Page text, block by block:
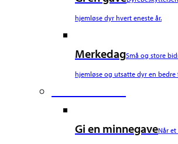
hjemløse dyr hvert eneste år.
MerkedagSmå og store
hjemløse og utsatte dyr en bedre
Gi en minnegaveNår